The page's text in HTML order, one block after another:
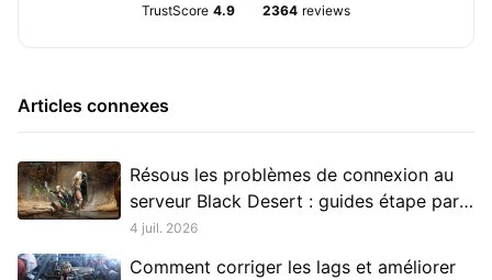
TrustScore 4.9 2364 reviews
Articles connexes
Résous les problèmes de connexion au
serveur Black Desert : guides étape par
étape
4 juil. 2026
Comment corriger les lags et améliorer